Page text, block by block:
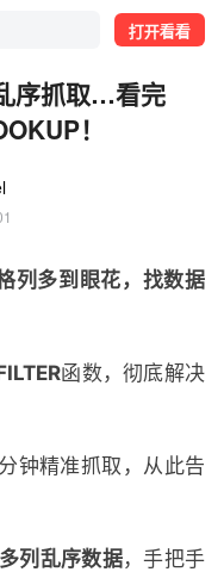
打开看看
序抓取…看完
！
列多到眼花，找数据
函数，彻底解决
钟精准抓取，从此告
多列乱序数据，手把手